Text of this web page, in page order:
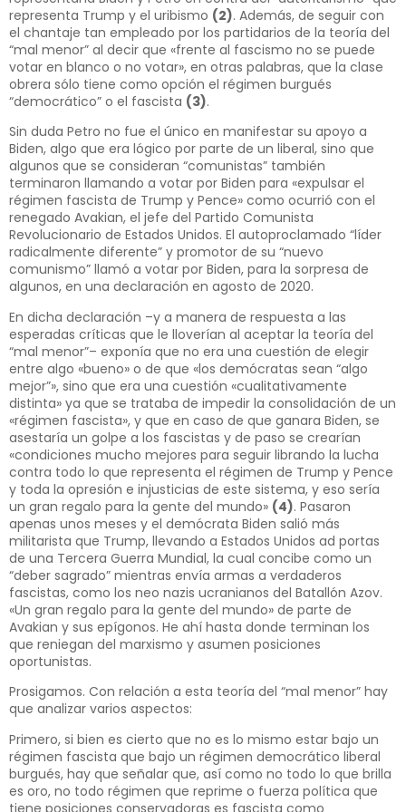
representa Trump y el uribismo (2). Además, de seguir con
el chantaje tan empleado por los partidarios de la teoría del
“mal menor” al decir que «frente al fascismo no se puede
votar en blanco o no votar», en otras palabras, que la clase
obrera sólo tiene como opción el régimen burgués
“democrático” o el fascista (3).
Sin duda Petro no fue el único en manifestar su apoyo a
Biden, algo que era lógico por parte de un liberal, sino que
algunos que se consideran “comunistas” también
terminaron llamando a votar por Biden para «expulsar el
régimen fascista de Trump y Pence» como ocurrió con el
renegado Avakian, el jefe del Partido Comunista
Revolucionario de Estados Unidos. El autoproclamado “líder
radicalmente diferente” y promotor de su “nuevo
comunismo” llamó a votar por Biden, para la sorpresa de
algunos, en una declaración en agosto de 2020.
En dicha declaración –y a manera de respuesta a las
esperadas críticas que le lloverían al aceptar la teoría del
“mal menor”– exponía que no era una cuestión de elegir
entre algo «bueno» o de que «los demócratas sean “algo
mejor”», sino que era una cuestión «cualitativamente
distinta» ya que se trataba de impedir la consolidación de un
«régimen fascista», y que en caso de que ganara Biden, se
asestaría un golpe a los fascistas y de paso se crearían
«condiciones mucho mejores para seguir librando la lucha
contra todo lo que representa el régimen de Trump y Pence
y toda la opresión e injusticias de este sistema, y eso sería
un gran regalo para la gente del mundo» (4). Pasaron
apenas unos meses y el demócrata Biden salió más
militarista que Trump, llevando a Estados Unidos ad portas
de una Tercera Guerra Mundial, la cual concibe como un
“deber sagrado” mientras envía armas a verdaderos
fascistas, como los neo nazis ucranianos del Batallón Azov.
«Un gran regalo para la gente del mundo» de parte de
Avakian y sus epígonos. He ahí hasta donde terminan los
que reniegan del marxismo y asumen posiciones
oportunistas.
Prosigamos. Con relación a esta teoría del “mal menor” hay
que analizar varios aspectos:
Primero, si bien es cierto que no es lo mismo estar bajo un
régimen fascista que bajo un régimen democrático liberal
burgués, hay que señalar que, así como no todo lo que brilla
es oro, no todo régimen que reprime o fuerza política que
tiene posiciones conservadoras es fascista como